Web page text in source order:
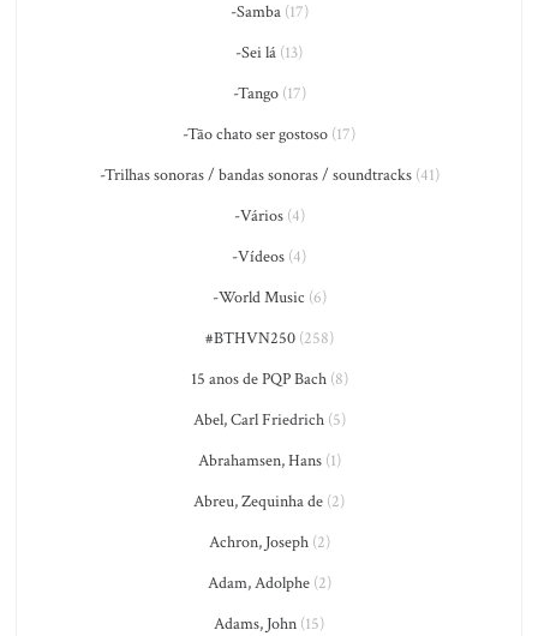
-Samba(17)
-Sei lá (13)
-Tango(17)
-Tão chato ser gostoso (17)
-Trilhas sonoras / bandas sonoras / soundtracks(41)
-Vários(4)
-Vídeos (4)
-World Music (6)
#BTHVN250(258)
15 anos de PQP Bach(8)
Abel, Carl Friedrich(5)
Abrahamsen, Hans(1)
Abreu, Zequinha de (2)
Achron, Joseph(2)
Adam, Adolphe(2)
Adams, John (15)